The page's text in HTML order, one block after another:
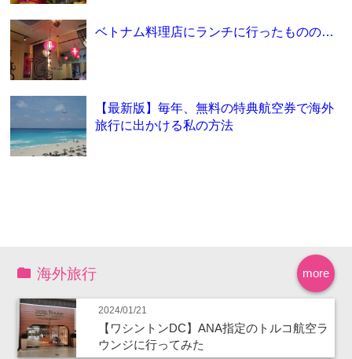
ベトナム料理店にランチに行ったものの…
【最新版】毎年、無料の特典航空券で海外
旅行に出かける私の方法
more
海外旅行
2024/01/21
【ワシントンDC】ANA指定のトルコ航空ラ
ウンジに行ってみた